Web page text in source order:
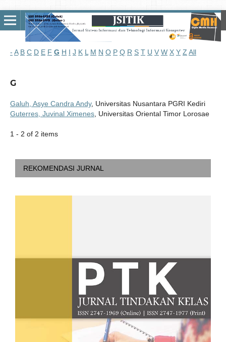
- A B C D E F G H I J K L M N O P Q R S T U V W X Y Z All
G
Galuh, Asye Candra Andy, Universitas Nusantara PGRI Kediri
Guterres, Juvinal Ximenes, Universitas Oriental Timor Lorosae
1 - 2 of 2 items
REKOMENDASI JURNAL